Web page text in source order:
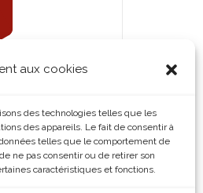
aux cookies
des technologies telles que les
des appareils. Le fait de consentir à
telles que le comportement de
ne pas consentir ou de retirer son
caractéristiques et fonctions.